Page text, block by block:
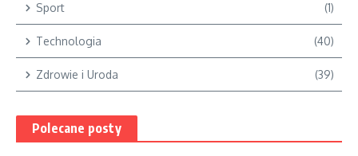
Sport (1)
Technologia (40)
Zdrowie i Uroda (39)
Polecane posty